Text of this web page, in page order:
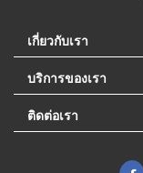
เกี่ยวกับเรา
บริการของเรา
ติดต่อเรา